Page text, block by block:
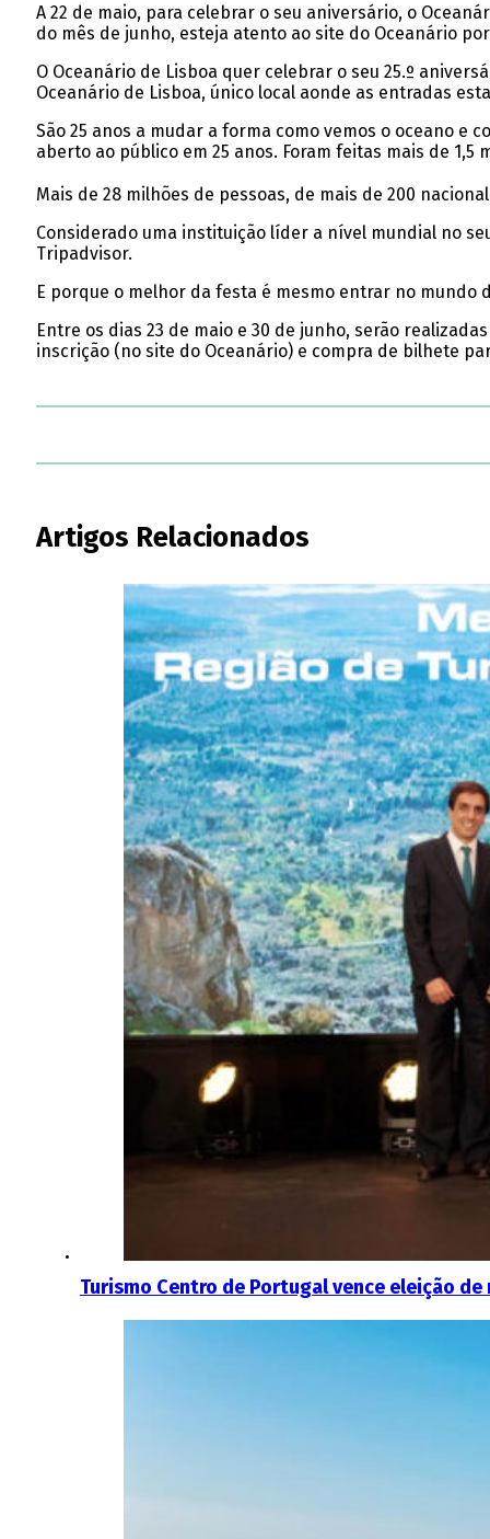
A 22 de maio, para celebrar o seu aniversário, o
do mês de junho, esteja atento ao site do Oceanário
O Oceanário de Lisboa quer celebrar o seu 25.º
Oceanário de Lisboa, único local aonde as entradas
São 25 anos a mudar a forma como vemos o oceano e
aberto ao público em 25 anos. Foram feitas mais de
Mais de 28 milhões de pessoas, de mais de 200
Considerado uma instituição líder a nível mundial no
Tripadvisor.
E porque o melhor da festa é mesmo entrar no mundo
Entre os dias 23 de maio e 30 de junho, serão
inscrição (no site do Oceanário) e compra de bilhete
Artigos Relacionados
Turismo Centro de Portugal vence eleição